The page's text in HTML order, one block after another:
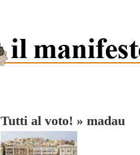
Tutti al voto! » madau